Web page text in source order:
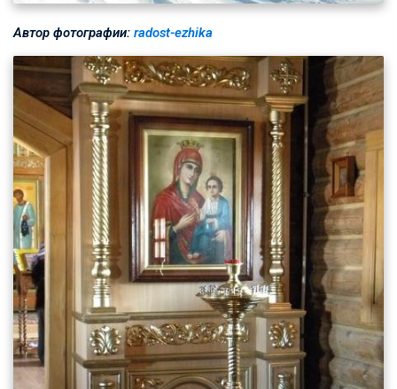
Автор фотографии: radost-ezhika